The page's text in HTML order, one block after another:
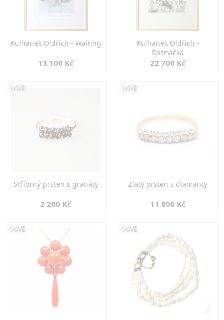
Kulhánek Oldřich - Waiting
13 100 Kč
Kulhánek Oldřich -
Rozcvička
22 700 Kč
NOVÉ
Stříbrný prsten s granáty
2 200 Kč
NOVÉ
Zlatý prsten s diamanty
11 800 Kč
NOVÉ NOVÉ